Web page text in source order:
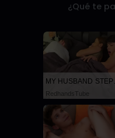
¿Qué te
RedhandsTube